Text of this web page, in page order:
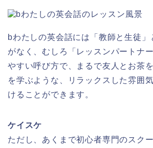
bわたしの英会話には「教師と生徒」
がなく、むしろ「レッスンパートナ
やすい呼び方で、まるで友人とお茶
を学ぶような、リラックスした雰囲
けることができます。
ケイスケ
ただし、あくまで初心者専門のスク